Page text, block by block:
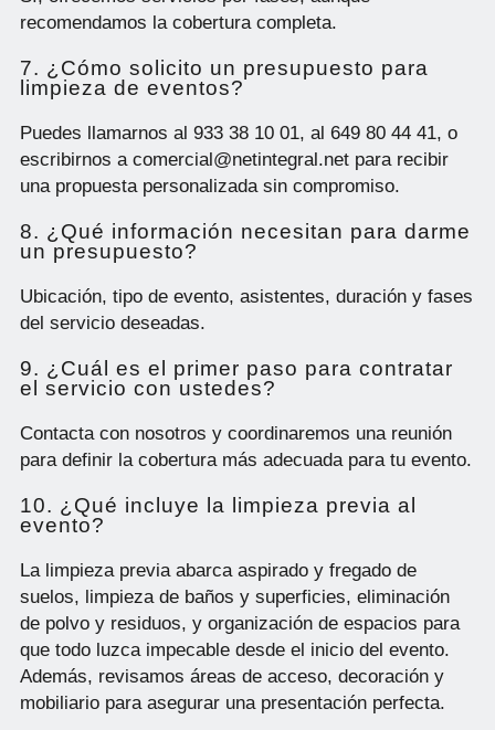
recomendamos la cobertura completa.
7. ¿Cómo solicito un presupuesto para
limpieza de eventos?
Puedes llamarnos al 933 38 10 01, al 649 80 44 41, o
escribirnos a comercial@netintegral.net para recibir
una propuesta personalizada sin compromiso.
8. ¿Qué información necesitan para darme
un presupuesto?
Ubicación, tipo de evento, asistentes, duración y fases
del servicio deseadas.
9. ¿Cuál es el primer paso para contratar
el servicio con ustedes?
Contacta con nosotros y coordinaremos una reunión
para definir la cobertura más adecuada para tu evento.
10. ¿Qué incluye la limpieza previa al
evento?
La limpieza previa abarca aspirado y fregado de
suelos, limpieza de baños y superficies, eliminación
de polvo y residuos, y organización de espacios para
que todo luzca impecable desde el inicio del evento.
Además, revisamos áreas de acceso, decoración y
mobiliario para asegurar una presentación perfecta.